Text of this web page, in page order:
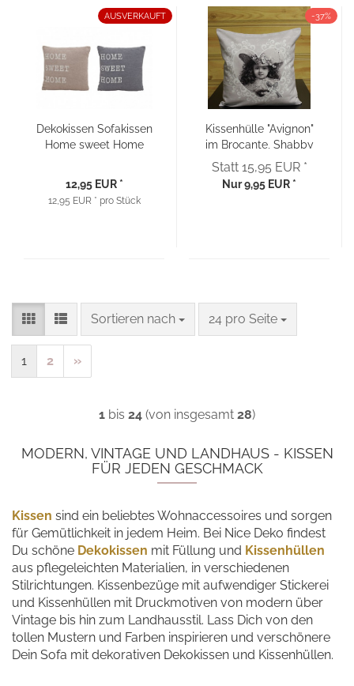
AUSVERKAUFT
Dekokissen Sofakissen
Home sweet Home
12,95 EUR *
12,95 EUR * pro Stück
-37%
Kissenhülle "Avignon"
im Brocante, Shabby
Chic Stil
Statt 15,95 EUR *
Nur 9,95 EUR *
Sortieren nach
Sortieren nach 24 pro Seite
pro Seite
1 2 »
1 bis 24 (von insgesamt 28)
MODERN, VINTAGE UND LANDHAUS - KISSEN
FÜR JEDEN GESCHMACK
Kissen sind ein beliebtes Wohnaccessoires und sorgen
für Gemütlichkeit in jedem Heim. Bei Nice Deko findest
Du schöne Dekokissen mit Füllung und Kissenhüllen
aus pflegeleichten Materialien, in verschiedenen
Stilrichtungen. Kissenbezüge mit aufwendiger Stickerei
und Kissenhüllen mit Druckmotiven von modern über
Vintage bis hin zum Landhausstil. Lass Dich von den
tollen Mustern und Farben inspirieren und verschönere
Dein Sofa mit dekorativen Dekokissen und Kissenhüllen.